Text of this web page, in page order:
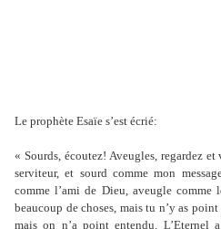
Le prophète Esaïe s’est écrié:
« Sourds, écoutez! Aveugles, regardez
serviteur, et sourd comme mon
comme l’ami de Dieu, aveugle comme
beaucoup de choses, mais tu n’y as
mais on n’a point entendu. L’Eternel